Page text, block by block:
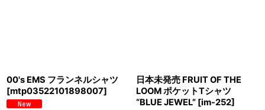
00's EMS フランネルシャツ
[mtp03522101898007]
日本未発売 FRUIT OF THE
LOOM ポケットTシャツ
“BLUE JEWEL” [im-252]